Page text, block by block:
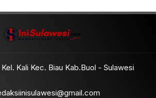
Kali Kec. Biau Kab.Buol - Sulawesi